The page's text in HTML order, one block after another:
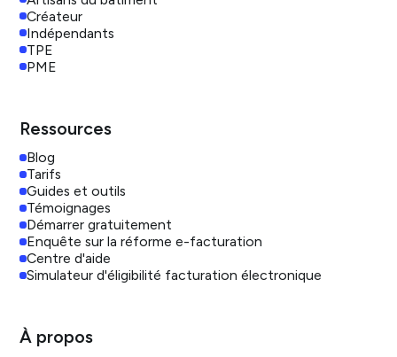
Créateur
Indépendants
TPE
PME
Ressources
Blog
Tarifs
Guides et outils
Témoignages
Démarrer gratuitement
Enquête sur la réforme e-facturation
Centre d'aide
Simulateur d'éligibilité facturation électronique
À propos